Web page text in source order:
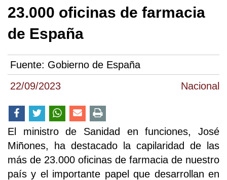
22/09/2023 Nacional
23.000 oficinas de farmacia
de España
Fuente: Gobierno de España
El ministro de Sanidad en funciones, José
Miñones, ha destacado la capilaridad de las
más de 23.000 oficinas de farmacia de nuestro
país y el importante papel que desarrollan en